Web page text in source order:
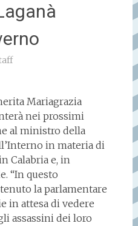
Mariagrazia
nei prossimi
al ministro della
in materia di
Calabria e, in
“In questo
la parlamentare
in attesa di vedere
assassini dei loro